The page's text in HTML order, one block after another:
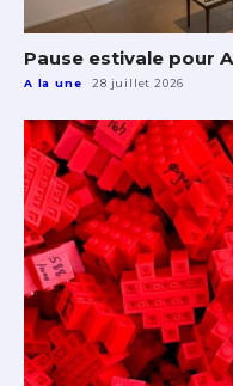
Pause estivale pour
A la une 28 juillet 2026